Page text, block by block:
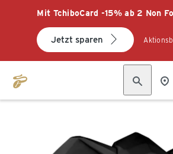
Mit TchiboCard -15% ab 2 Non
Jetzt sparen